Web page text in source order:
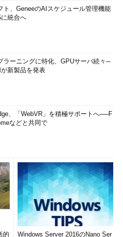
ト、GeneeのAIスケジュール管理機能
統合へ
ラーニングに特化、GPUサーバ続々─
新製品を発表
、「WebVR」を積極サポートへ──F
などと共同で
的
Windows Server 2016のNano Ser